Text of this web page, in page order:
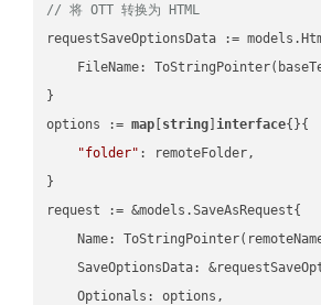
// 将 OTT 转换为 HTML
requestSaveOptionsData :=
FileName:
}
options := map string ]interface{}{
"folder" : remoteFolder,
}
request := &models.SaveAsRequest{
Name:
SaveOptionsData:
    Optionals: options,